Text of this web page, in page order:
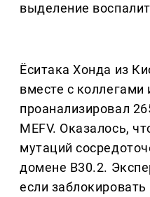
выделение
Ёситака Хонда из
вместе с коллегами
проанализировал
MEFV. Оказалось,
мутаций
домене B30.2.
если